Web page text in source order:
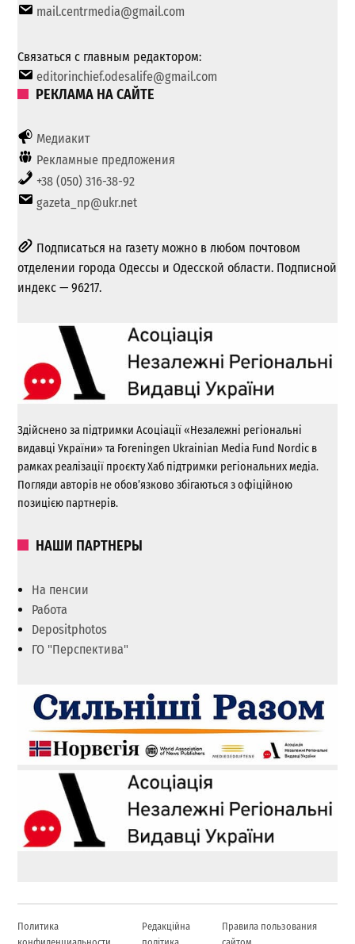
mail.centrmedia@gmail.com
Связаться с главным редактором:
editorinchief.odesalife@gmail.com
РЕКЛАМА НА САЙТЕ
Медиакит
Рекламные предложения
+38 (050) 316-38-92
gazeta_np@ukr.net
Подписаться на газету можно в любом почтовом
отделении города Одессы и Одесской области. Подписной
индекс — 96217.
Здійснено за підтримки Асоціації «Незалежні регіональні
видавці України» та Foreningen Ukrainian Media Fund Nordic в
рамках реалізації проєкту Хаб підтримки регіональних медіа.
Погляди авторів не обов’язково збігаються з офіційною
позицією партнерів.
НАШИ ПАРТНЕРЫ
На пенсии
Работа
Depositphotos
ГО "Перспектива"
Политика
Редакційна
Правила пользования